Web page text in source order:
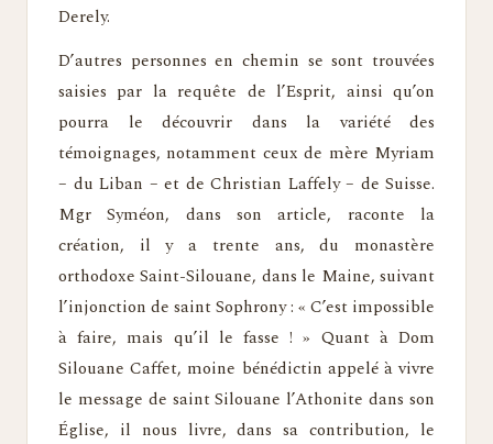
Derely.
D’autres personnes en chemin se sont trouvées
saisies par la requête de l’Esprit, ainsi qu’on
pourra le découvrir dans la variété des
témoignages, notamment ceux de mère Myriam
– du Liban – et de Christian Laffely – de Suisse.
Mgr Syméon, dans son article, raconte la
création, il y a trente ans, du monastère
orthodoxe Saint-Silouane, dans le Maine, suivant
l’injonction de saint Sophrony : « C’est impossible
à faire, mais qu’il le fasse ! » Quant à Dom
Silouane Caffet, moine bénédictin appelé à vivre
le message de saint Silouane l’Athonite dans son
Église, il nous livre, dans sa contribution, le